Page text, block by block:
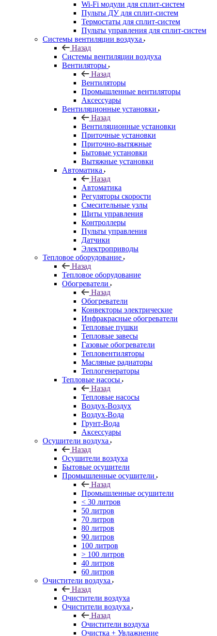
Wi-Fi модули для сплит-систем
Пульты ДУ для сплит-систем
Термостаты для сплит-систем
Пульты управления для сплит-систем
Системы вентиляции воздуха
Назад
Системы вентиляции воздуха
Вентиляторы
Назад
Вентиляторы
Промышленные вентиляторы
Аксессуары
Вентиляционные установки
Назад
Вентиляционные установки
Приточные установки
Приточно-вытяжные
Бытовые установки
Вытяжные установки
Автоматика
Назад
Автоматика
Регуляторы скорости
Смесительные узлы
Щиты управления
Контроллеры
Пульты управления
Датчики
Электроприводы
Тепловое оборудование
Назад
Тепловое оборудование
Обогреватели
Назад
Обогреватели
Конвекторы электрические
Инфракрасные обогреватели
Тепловые пушки
Тепловые завесы
Газовые обогреватели
Тепловентиляторы
Масляные радиаторы
Теплогенераторы
Тепловые насосы
Назад
Тепловые насосы
Воздух-Воздух
Воздух-Вода
Грунт-Вода
Аксессуары
Осушители воздуха
Назад
Осушители воздуха
Бытовые осушители
Промышленные осушители
Назад
Промышленные осушители
< 30 литров
50 литров
70 литров
80 литров
90 литров
100 литров
> 100 литров
40 литров
60 литров
Очистители воздуха
Назад
Очистители воздуха
Очистители воздуха
Назад
Очистители воздуха
Очистка + Увлажнение